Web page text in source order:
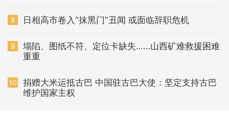
8 日相高市卷入“抹黑门”丑闻 或面临辞职危机
9
塌陷、图纸不符、定位卡缺失……山西矿难救援困难
重重
10
捐赠大米运抵古巴 中国驻古巴大使：坚定支持古巴
维护国家主权